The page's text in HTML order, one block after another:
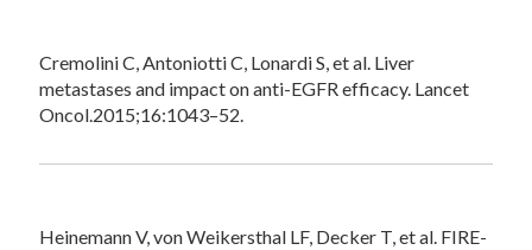
Cremolini C, Antoniotti C, Lonardi S, et al. Liver
metastases and impact on anti-EGFR efficacy. Lancet
Oncol.2015;16:1043–52.
Heinemann V, von Weikersthal LF, Decker T, et al. FIRE-